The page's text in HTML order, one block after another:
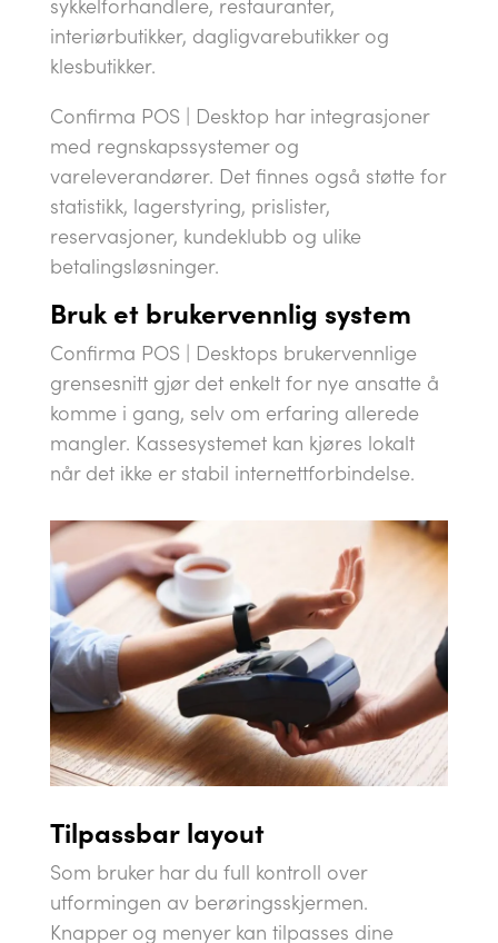
interiørbutikker, dagligvarebutikker og
klesbutikker.
Confirma POS | Desktop har integrasjoner
med regnskapssystemer og
vareleverandører. Det finnes også støtte for
statistikk, lagerstyring, prislister,
reservasjoner, kundeklubb og ulike
betalingsløsninger.
Bruk et brukervennlig system
Confirma POS | Desktops brukervennlige
grensesnitt gjør det enkelt for nye ansatte å
komme i gang, selv om erfaring allerede
mangler. Kassesystemet kan kjøres lokalt
når det ikke er stabil internettforbindelse.
Tilpassbar layout
Som bruker har du full kontroll over
utformingen av berøringsskjermen.
Knapper og menyer kan tilpasses dine